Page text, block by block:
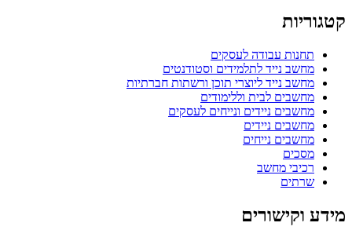
קטגוריות
תחנות עבודה לעסקים
מחשב נייד לתלמידים וסטודנטים
מחשב נייד ליוצרי תוכן ורשתות חברתיות
מחשבים לבית וללימודים
מחשבים ניידים ונייחים לעסקים
מחשבים ניידים
מחשבים נייחים
מסכים
רכיבי מחשב
שרתים
מידע וקישורים